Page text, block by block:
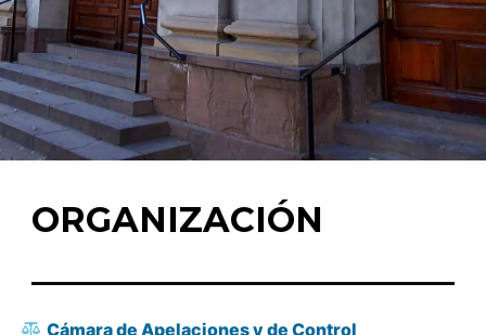
ORGANIZACIÓN
Cámara de Apelaciones y de Control